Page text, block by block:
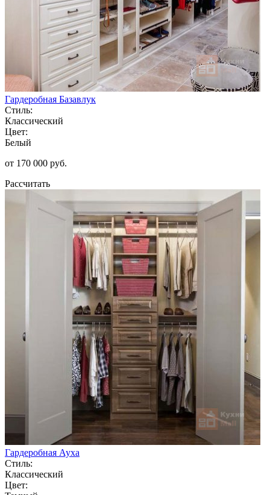
Гардеробная Базавлук
Стиль:
Классический
Цвет:
Белый
от 170 000 руб.
Рассчитать
Гардеробная Ауха
Стиль:
Классический
Цвет: